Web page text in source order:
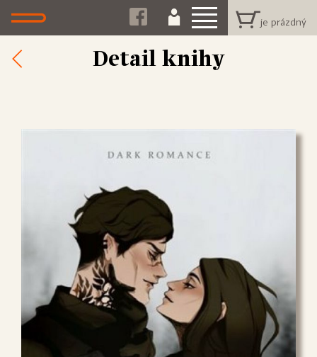
Detail knihy